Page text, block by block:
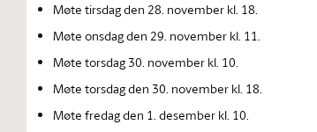
Møte tirsdag den 28. november kl. 18.
Møte onsdag den 29. november kl. 11.
Møte torsdag 30. november kl. 10.
Møte torsdag den 30. november kl. 18.
Møte fredag den 1. desember kl. 10.